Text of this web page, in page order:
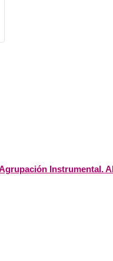
Instrumental.